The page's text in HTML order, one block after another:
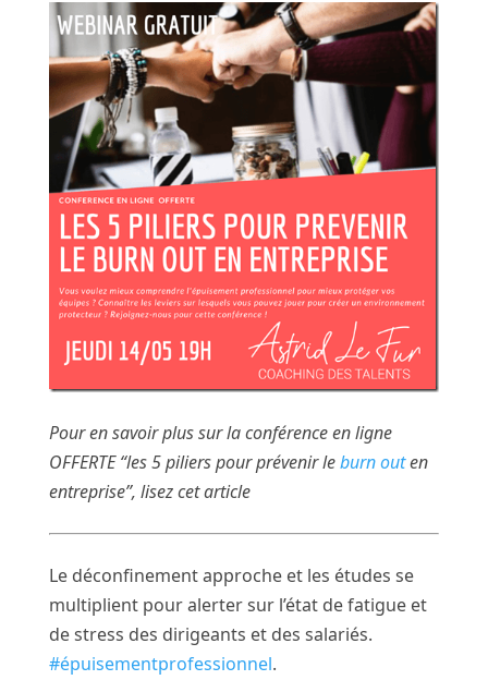
Pour en savoir plus sur la conférence en ligne
OFFERTE “les 5 piliers pour prévenir leburn outen
entreprise”, lisez cet article
Le déconfinement approche et les études se
multiplient pour alerter sur l’état de fatigue et
de stress des dirigeants et des salariés.
#épuisementprofessionnel.